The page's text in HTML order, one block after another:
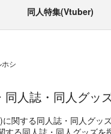
同人特集(Vtuber)
シ
人誌・同人グッ
)に関する同人誌・同人グッ
る同人誌・同人グッズを